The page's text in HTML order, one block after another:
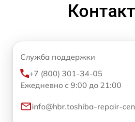
Служба поддержки
+7 (800) 301-34-05
Ежедневно с 9:00 до 21:00
info@hbr.toshiba-repair-